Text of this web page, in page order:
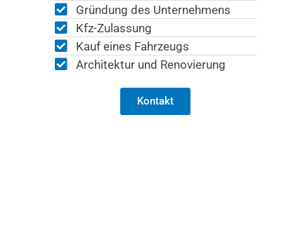
Gründung des Unternehmens
Kfz-Zulassung
Kauf eines Fahrzeugs
Architektur und Renovierung
Kontakt